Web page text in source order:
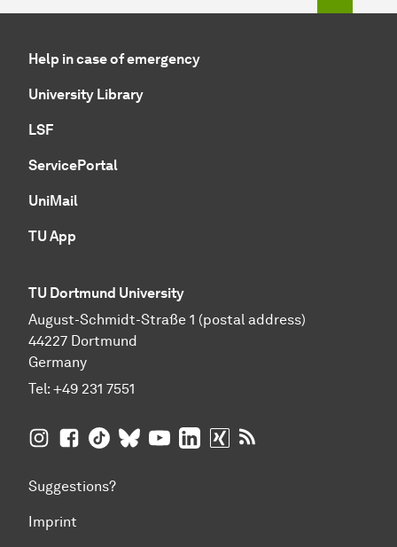
Help in case of emergency
University Library
LSF
ServicePortal
UniMail
TU App
TU Dortmund University
August-Schmidt-Straße 1 (postal address)
44227 Dortmund
Germany
Tel: +49 231 7551
TU Dortmund University on Instagram
TU Dortmund University on Facebook
TU Dortmund University on TikTok
TU Dortmund University on BlueSky
TU Dortmund University on
TU Dortmund University on
TU Dortmund University
Suggestions?
Imprint